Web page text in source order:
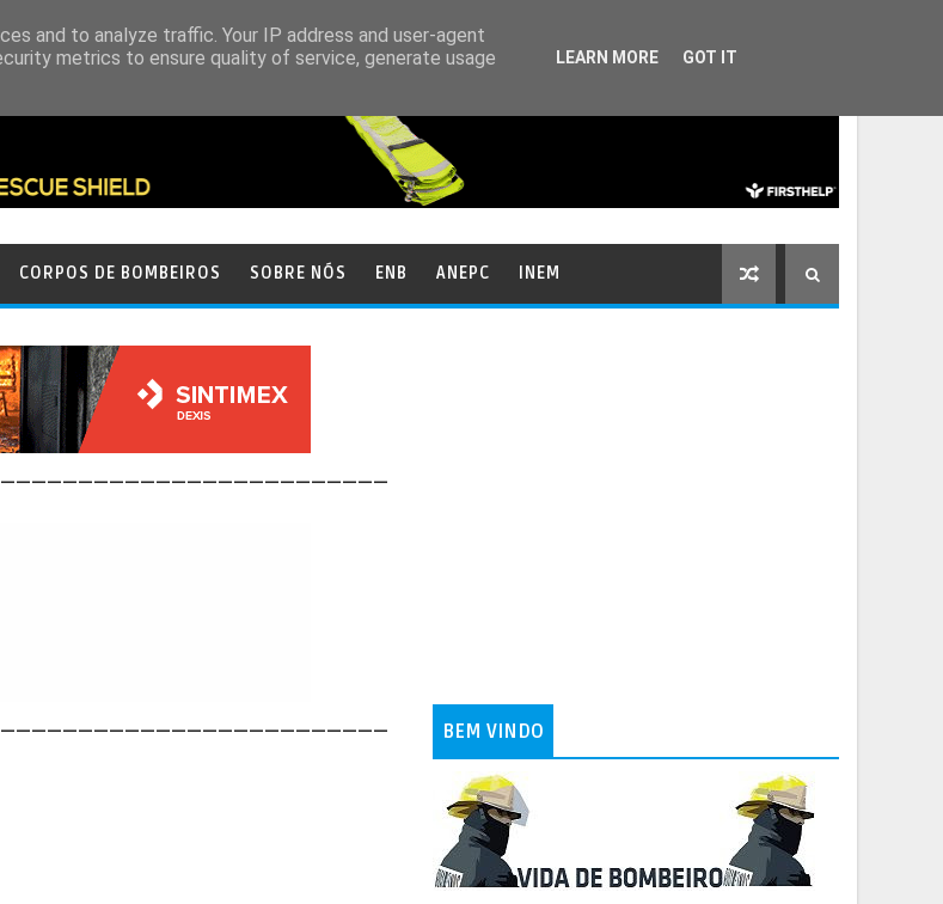
CORPOS DE BOMBEIROS SOBRE NÓS ENB ANEPC INEM
BEM VINDO
and to analyze traffic. Your IP address and user-agent
metrics to ensure quality of service, generate usage
LEARN MORE GOT IT